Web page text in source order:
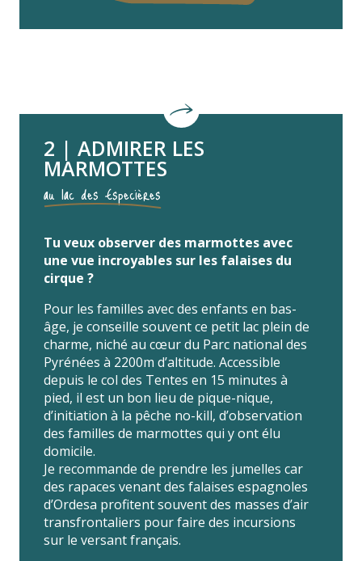
2 | ADMIRER LES
MARMOTTES
au lac des Especières
Tu veux observer des marmottes avec
une vue incroyables sur les falaises du
cirque ?
Pour les familles avec des enfants en bas-
âge, je conseille souvent ce petit lac plein de
charme, niché au cœur du Parc national des
Pyrénées à 2200m d’altitude. Accessible
depuis le col des Tentes en 15 minutes à
pied, il est un bon lieu de pique-nique,
d’initiation à la pêche no-kill, d’observation
des familles de marmottes qui y ont élu
domicile.
Je recommande de prendre les jumelles car
des rapaces venant des falaises espagnoles
d’Ordesa profitent souvent des masses d’air
transfrontaliers pour faire des incursions
sur le versant français.